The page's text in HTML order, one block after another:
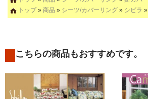
トップ» 商品 » シーツ/カバーリング » シビラ »
こちらの商品もおすすめです。